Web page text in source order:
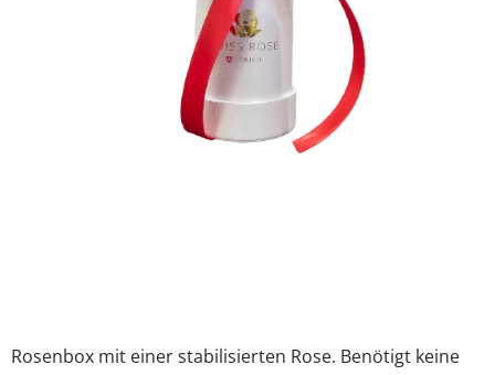
Rosenbox mit einer stabilisierten Rose. Benötigt keine